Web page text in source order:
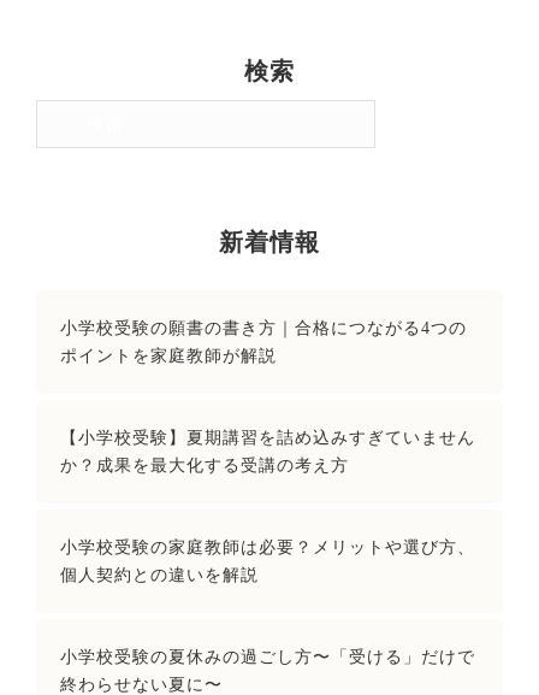
検索
索:
新着情報
小学校受験の願書の書き方｜合格につながる4つの
ポイントを家庭教師が解説
【小学校受験】夏期講習を詰め込みすぎていません
か？成果を最大化する受講の考え方
小学校受験の家庭教師は必要？メリットや選び方、
個人契約との違いを解説
小学校受験の夏休みの過ごし方〜「受ける」だけで
終わらせない夏に〜